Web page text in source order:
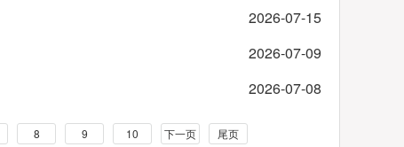
2026-07-15
2026-07-09
2026-07-08
8 9 10 下一页 尾页